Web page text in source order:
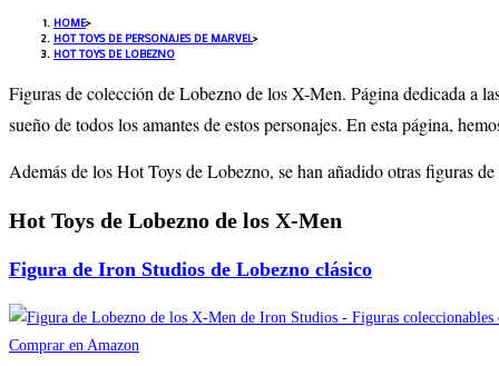
HOME>
HOT TOYS DE PERSONAJES DE MARVEL>
HOT TOYS DE LOBEZNO
Figuras de colección de Lobezno de los X-Men. Página dedicada a
sueño de todos los amantes de estos personajes. En esta página,
Además de los Hot Toys de Lobezno, se han añadido otras figuras
Hot Toys de Lobezno de los X-Men
Figura de Iron Studios de Lobezno clásico
Comprar en Amazon